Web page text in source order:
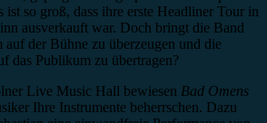
ist so groß, dass ihre erste Headliner Tour in
ausverkauft war. Doch bringt die Band
auf der Bühne zu überzeugen und die
das Publikum zu übertragen?
Live Music Hall bewiesen Bad Omens
Ihre Instrumente beherrschen. Dazu